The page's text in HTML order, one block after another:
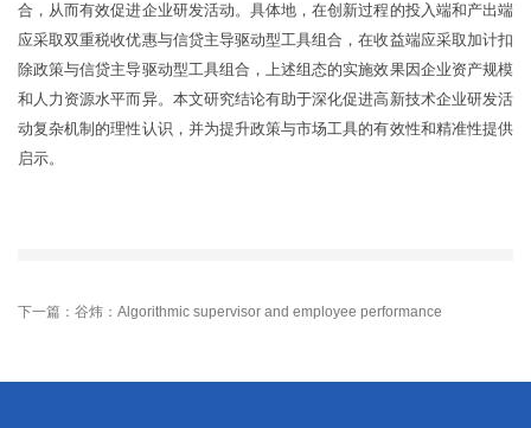
合，从而有效促进企业研发活动。具体地，在创新过程的投入端和产出端
应采取双重税收优惠与信贷主导驱动型工具组合，在收益端应采取加计扣
除政策与信贷主导驱动型工具组合，上述组态的实施效果因企业资产规模
和人力资源水平而异。本文研究结论有助于深化促进高新技术企业研发活
动复杂机制的理性认识，并为提升政策与市场工具的有效性和精准性提供
启示。
下一篇：谷炜：Algorithmic supervisor and employee performance